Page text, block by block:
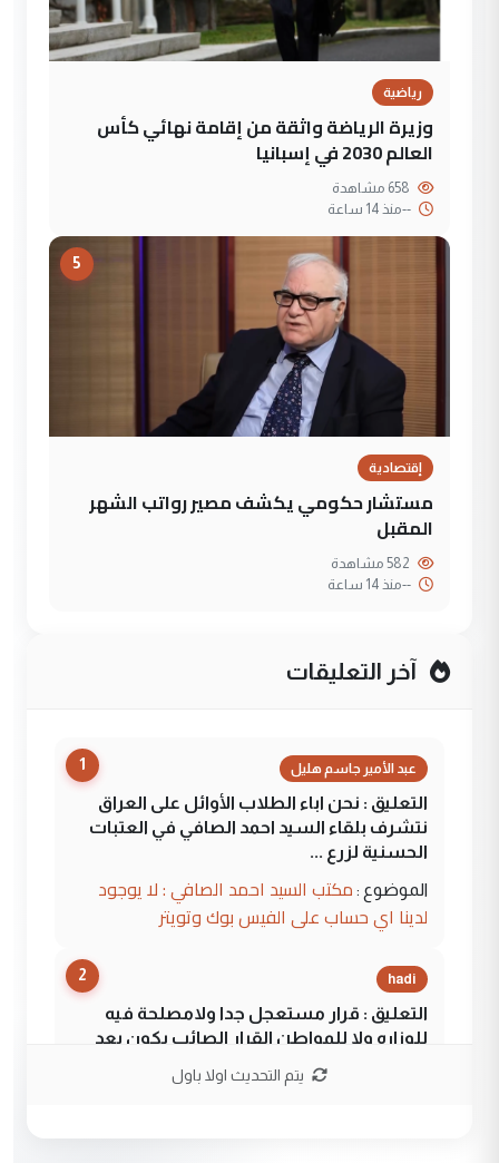
رياضية
وزيرة الرياضة واثقة من إقامة نهائي كأس
العالم 2030 في إسبانيا
--منذ 14 ساعة
5
إقتصادية
مستشار حكومي يكشف مصير رواتب الشهر
المقبل
--منذ 14 ساعة
آخر التعليقات
1 عبد الأمير جاسم هليل
التعليق : نحن اباء الطلاب الأوائل على العراق
نتشرف بلقاء السيد احمد الصافي في العتبات
الحسنية لزرع ...
الموضوع : مكتب السيد احمد الصافي : لا يوجود
لدينا اي حساب على الفيس بوك وتويتر
2 hadi
التعليق : قرار مستعجل جدا ولامصلحة فيه
للوزاره ولا للمواطن القرار الصائب يكون بعد
يتم التحديث اولا باول